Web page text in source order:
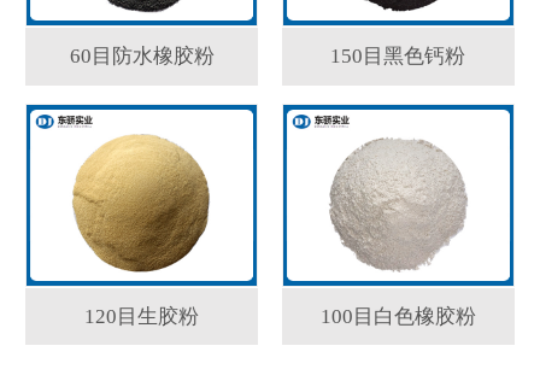
60目防水橡胶粉 150目黑色钙粉
120目生胶粉 100目白色橡胶粉